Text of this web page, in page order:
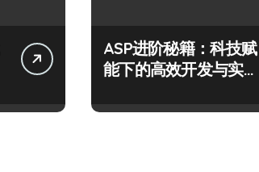
ASP进阶秘籍：科技赋
能下的高效开发与实战